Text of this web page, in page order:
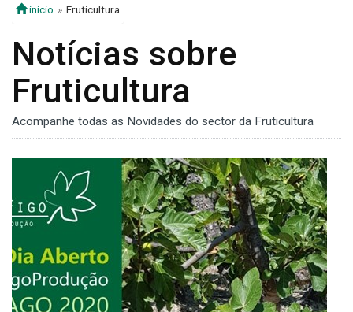
início Fruticultura
Notícias sobre
Fruticultura
Acompanhe todas as Novidades do sector da Fruticultura